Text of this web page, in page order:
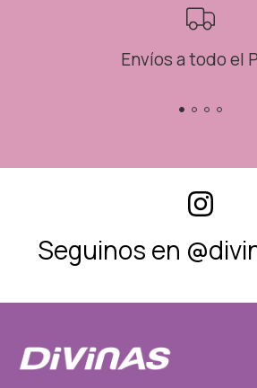
Envíos a todo el
Seguinos en